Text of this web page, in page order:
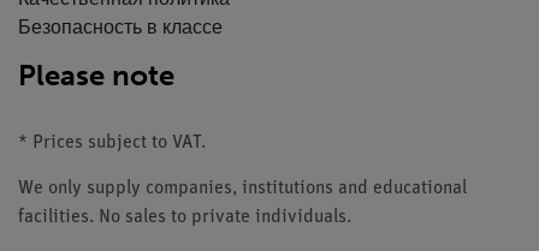
Безопасность в классе
Please note
* Prices subject to VAT.
We only supply companies, institutions and educational
facilities. No sales to private individuals.